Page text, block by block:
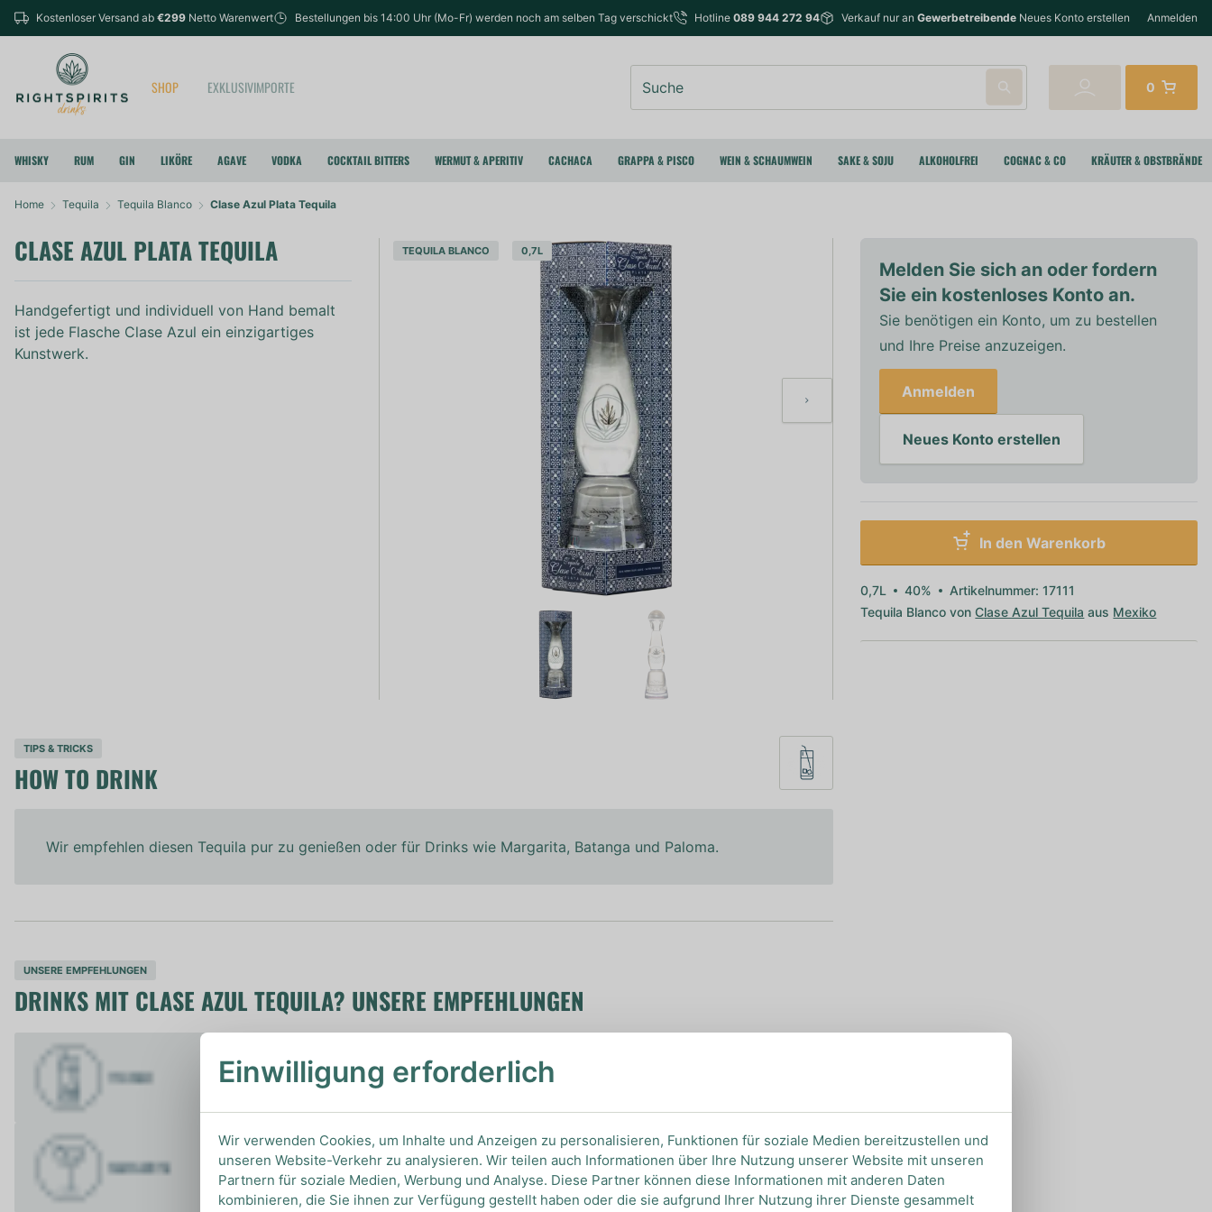
Kostenloser Versand ab €299 Netto Warenwert Bestellungen bis 14:00 Uhr (Mo-Fr) werden noch am selben Tag verschickt Hotline 089 944 272 94 Verkauf nur an Gewerbetreibende Neues Konto erstellen Anmelden
SHOP EXKLUSIVIMPORTE 0
WHISKY RUM GIN LIKÖRE AGAVE VODKA COCKTAIL BITTERS WERMUT & APERITIV CACHACA GRAPPA & PISCO WEIN & SCHAUMWEIN SAKE & SOJU ALKOHOLFREI COGNAC & CO KRÄUTER & OBSTBRÄNDE
Home Tequila Tequila Blanco Clase Azul Plata Tequila
CLASE AZUL PLATA TEQUILA
Handgefertigt und individuell von Hand bemalt
ist jede Flasche Clase Azul ein einzigartiges
Kunstwerk.
TEQUILA BLANCO 0,7L
Melden Sie sich an oder fordern
Sie ein kostenloses Konto an.
Sie benötigen ein Konto, um zu bestellen
und Ihre Preise anzuzeigen.
Anmelden
Neues Konto erstellen
In den Warenkorb
0,7L 40%
Artikelnummer: 17111
Tequila Blanco vonClase Azul Tequila aus Mexiko
TIPS & TRICKS
HOW TO DRINK
Wir empfehlen diesen Tequila pur zu genießen oder für Drinks wie Margarita, Batanga und Paloma.
UNSERE EMPFEHLUNGEN
DRINKS MIT CLASE AZUL TEQUILA? UNSERE EMPFEHLUNGEN
Ansehen
Einwilligung erforderlich
Wir verwenden Cookies, um Inhalte und Anzeigen zu personalisieren, Funktionen für soziale Medien bereitzustellen und
unseren Website-Verkehr zu analysieren. Wir teilen auch Informationen über Ihre Nutzung unserer Website mit unseren
Partnern für soziale Medien, Werbung und Analyse. Diese Partner können diese Informationen mit anderen Daten
kombinieren, die Sie ihnen zur Verfügung gestellt haben oder die sie aufgrund Ihrer Nutzung ihrer Dienste gesammelt